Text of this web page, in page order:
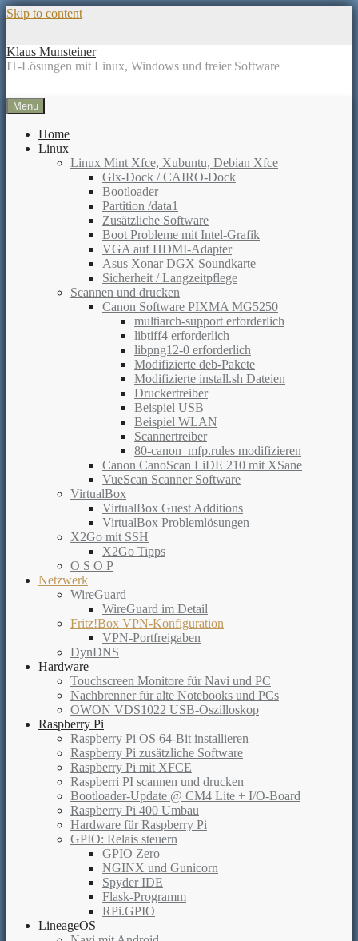
Skip to content
Klaus Munsteiner
IT-Lösungen mit Linux, Windows und freier Software
Menu
Home
Linux
Linux Mint Xfce, Xubuntu, Debian Xfce
Glx-Dock / CAIRO-Dock
Bootloader
Partition /data1
Zusätzliche Software
Boot Probleme mit Intel-Grafik
VGA auf HDMI-Adapter
Asus Xonar DGX Soundkarte
Sicherheit / Langzeitpflege
Scannen und drucken
Canon Software PIXMA MG5250
multiarch-support erforderlich
libtiff4 erforderlich
libpng12-0 erforderlich
Modifizierte deb-Pakete
Modifizierte install.sh Dateien
Druckertreiber
Beispiel USB
Beispiel WLAN
Scannertreiber
80-canon_mfp.rules modifizieren
Canon CanoScan LiDE 210 mit XSane
VueScan Scanner Software
VirtualBox
VirtualBox Guest Additions
VirtualBox Problemlösungen
X2Go mit SSH
X2Go Tipps
O S O P
Netzwerk
WireGuard
WireGuard im Detail
Fritz!Box VPN-Konfiguration
VPN-Portfreigaben
DynDNS
Hardware
Touchscreen Monitore für Navi und PC
Nachbrenner für alte Notebooks und PCs
OWON VDS1022 USB-Oszilloskop
Raspberry Pi
Raspberry Pi OS 64-Bit installieren
Raspberry Pi zusätzliche Software
Raspberry Pi mit XFCE
Raspberri PI scannen und drucken
Bootloader-Update @ CM4 Lite + I/O-Board
Raspberry Pi 400 Umbau
Hardware für Raspberry Pi
GPIO: Relais steuern
GPIO Zero
NGINX und Gunicorn
Spyder IDE
Flask-Programm
RPi.GPIO
LineageOS